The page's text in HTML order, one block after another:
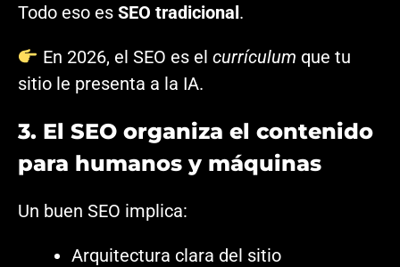
Todo eso es SEO tradicional.
En 2026, el SEO es el currículum que tu
sitio le presenta a la IA.
3. El SEO organiza el contenido
para humanos y máquinas
Un buen SEO implica:
Arquitectura clara del sitio